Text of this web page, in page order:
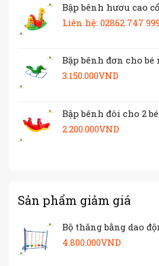
Bập bênh hươu cao
Liên hệ: 02862 747
Bập bênh đơn cho bé
3.150.000VND
Bập bênh đôi cho 2
2.200.000VND
Sản phẩm giảm giá
Bộ thăng bằng dao
4.800.000VND